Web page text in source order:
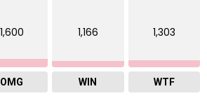
1,600
OMG
1,166
WIN
1,303
WTF